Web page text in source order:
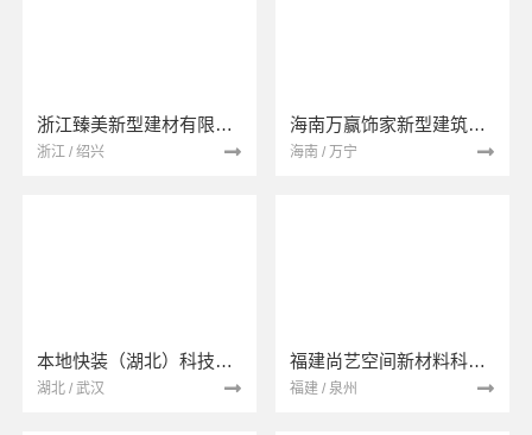
浙江臻美新型建材有限公司
浙江 / 绍兴
海南万赢饰家新型建筑材料有限公司
海南 / 万宁
本地快装（湖北）科技有限公司
湖北 / 武汉
福建尚艺空间新材料科技有限公司
福建 / 泉州